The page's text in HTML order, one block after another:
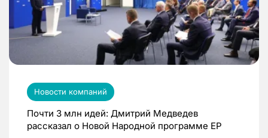
Новости компаний
Почти 3 млн идей: Дмитрий Медведев
рассказал о Новой Народной программе ЕР